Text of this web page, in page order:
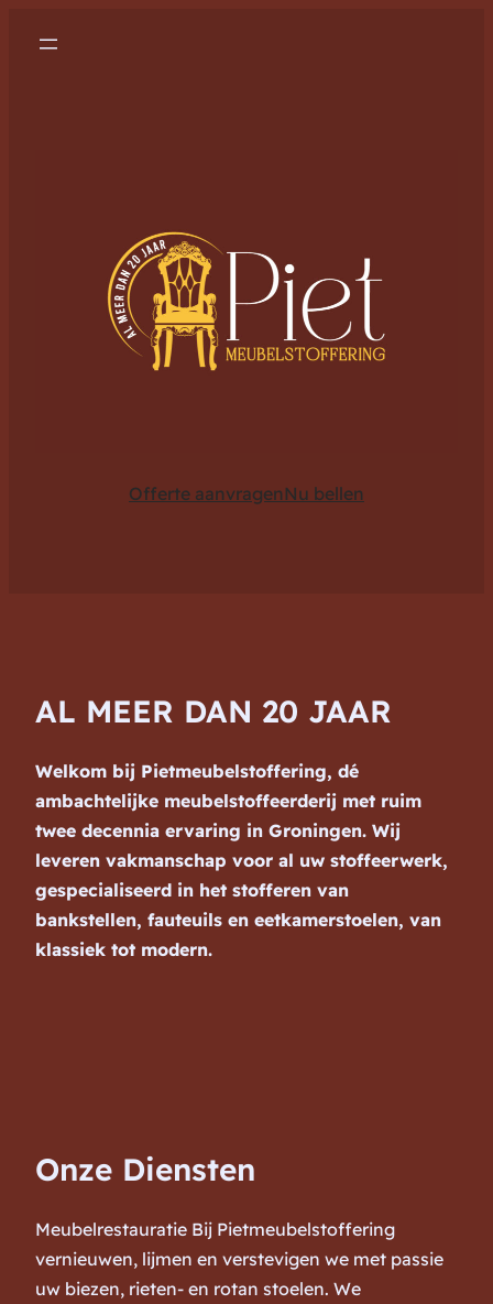
Offerte aanvragenNu bellen
AL MEER DAN 20 JAAR
Welkom bij Pietmeubelstoffering, dé
ambachtelijke meubelstoffeerderij met ruim
twee decennia ervaring in Groningen. Wij
leveren vakmanschap voor al uw stoffeerwerk,
gespecialiseerd in het stofferen van
bankstellen, fauteuils en eetkamerstoelen, van
klassiek tot modern.
Onze Diensten
Meubelrestauratie Bij Pietmeubelstoffering
vernieuwen, lijmen en verstevigen we met passie
uw biezen, rieten- en rotan stoelen. We